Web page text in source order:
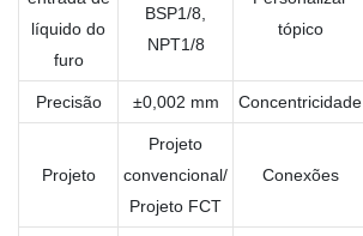
líquido do
furo
BSP1/8,
NPT1/8
tópico
Precisão ±0,002 mm Concentricidade
Projeto
Projeto
convencional/
Projeto FCT
Conexões